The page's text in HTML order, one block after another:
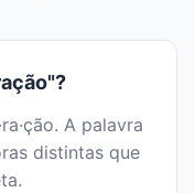
A palavra
distintas que